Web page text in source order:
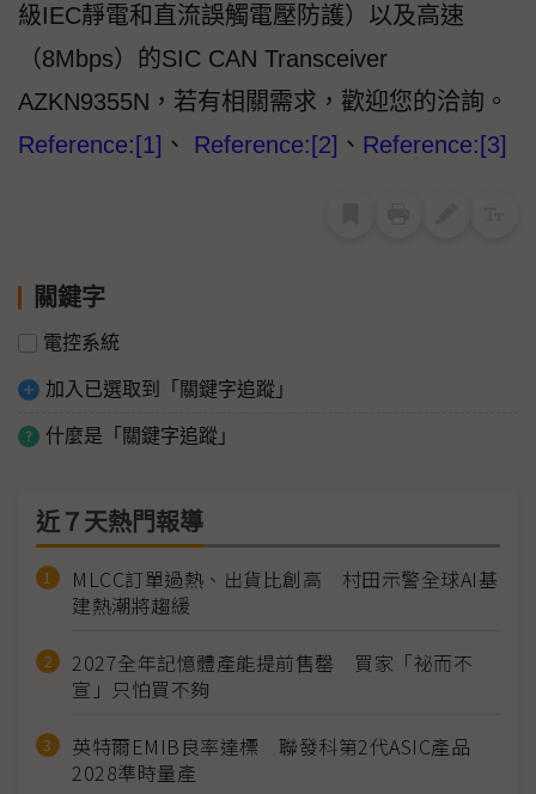
級IEC靜電和直流誤觸電壓防護）以及高速
（8Mbps）的SIC CAN Transceiver
AZKN9355N，若有相關需求，歡迎您的洽詢。
Reference:[1] 、 Reference:[2] 、 Reference:[3]
關鍵字
電控系統
加入已選取到「關鍵字追蹤」
什麼是「關鍵字追蹤」
近７天熱門報導
MLCC訂單過熱、出貨比創高 村田示警全球AI基
建熱潮將趨緩
2027全年記憶體產能提前售罄 買家「祕而不
宣」只怕買不夠
英特爾EMIB良率達標 聯發科第2代ASIC產品
2028準時量產